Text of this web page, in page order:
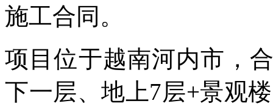
施工合同。
项目位于越南河内市，
下一层、地上7层+景观